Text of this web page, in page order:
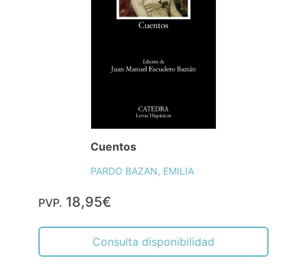
Cuentos
PARDO BAZAN, EMILIA
PVP. 18,95€
Consulta disponibilidad